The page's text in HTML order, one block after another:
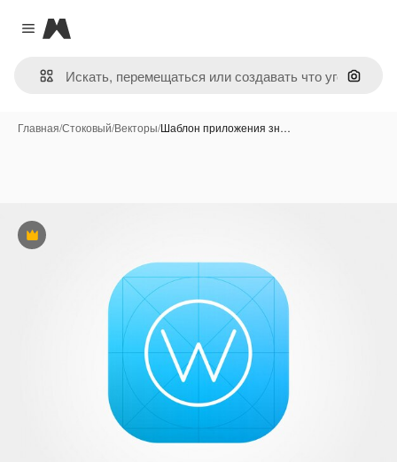
Close menu
Magnific
Поиск
Главная/Стоковый/Векторы/Шаблон приложения зн…
Премиум